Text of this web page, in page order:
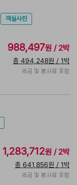
객실사진
988,497원 / 2박
총 494,248원 / 1박
세금 및 봉사료 포함
1,283,712원 / 2박
총 641,856원 / 1박
세금 및 봉사료 포함